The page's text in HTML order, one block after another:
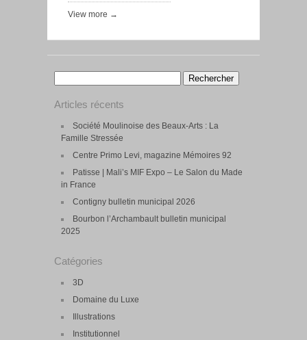
View more →
Articles récents
Société Moulinoise des Beaux-Arts : La
Famille Stressée
Centre Primo Levi, magazine Mémoires 92
Patisse | Mali’s MIF Expo – Le Salon du Made
in France
Contigny bulletin municipal 2026
Bourbon l’Archambault bulletin municipal
2025
Catégories
3D
Domaine du Luxe
Illustrations
Institutionnel